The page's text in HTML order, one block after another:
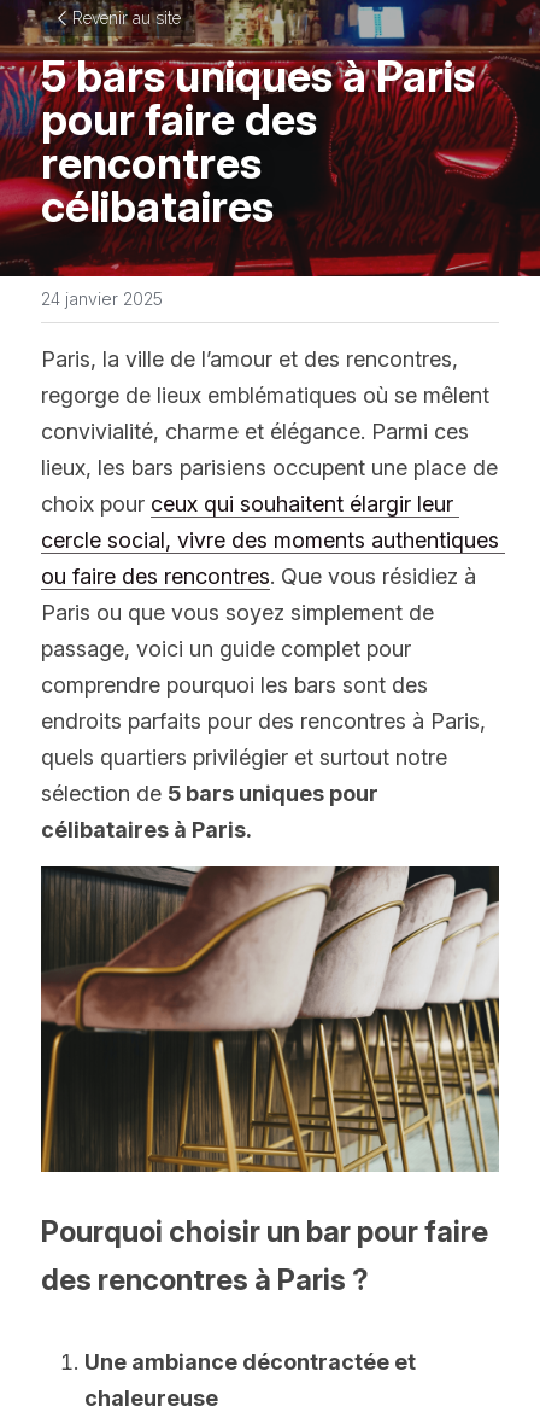
Revenir au site
5 bars uniques à Paris
pour faire des
rencontres
célibataires
24 janvier 2025
Paris, la ville de l’amour et des rencontres,
regorge de lieux emblématiques où se mêlent
convivialité, charme et élégance. Parmi ces
lieux, les bars parisiens occupent une place de
choix pour ceux qui souhaitent élargir leur
cercle social, vivre des moments authentiques
ou faire des rencontres. Que vous résidiez à
Paris ou que vous soyez simplement de
passage, voici un guide complet pour
comprendre pourquoi les bars sont des
endroits parfaits pour des rencontres à Paris,
quels quartiers privilégier et surtout notre
sélection de 5 bars uniques pour
célibataires à Paris.
Pourquoi choisir un bar pour faire
des rencontres à Paris ?
Une ambiance décontractée et
chaleureuse